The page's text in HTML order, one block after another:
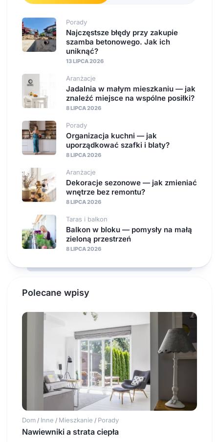
Porady
Najczęstsze błędy przy zakupie
szamba betonowego. Jak ich
uniknąć?
13 LIPCA 2026
Aranżacje
Jadalnia w małym mieszkaniu — jak
znaleźć miejsce na wspólne posiłki?
8 LIPCA 2026
Porady
Organizacja kuchni — jak
uporządkować szafki i blaty?
8 LIPCA 2026
Aranżacje
Dekoracje sezonowe — jak zmieniać
wnętrze bez remontu?
8 LIPCA 2026
Taras i balkon
Balkon w bloku — pomysły na małą
zieloną przestrzeń
8 LIPCA 2026
Polecane wpisy
Dom / Inne / Mieszkanie / Porady
Nawiewniki a strata ciepła